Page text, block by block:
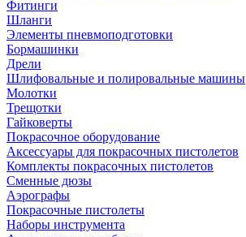
Фитинги
Шланги
Элементы пневмоподготовки
Бормашинки
Дрели
Шлифовальные и полировальные машины
Молотки
Трещотки
Гайковерты
Покрасочное оборудование
Аксессуары для покрасочных пистолетов
Комплекты покрасочных пистолетов
Сменные дюзы
Аэрографы
Покрасочные пистолеты
Наборы инструмента